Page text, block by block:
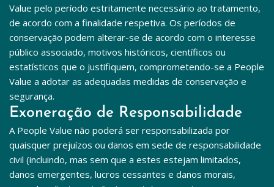
Value pelo período estritamente necessário ao tratamento,
de acordo com a finalidade respetiva. Os períodos de
conservação podem alterar-se de acordo com o interesse
público associado, motivos históricos, científicos ou
estatísticos que o justifiquem, comprometendo-se a People
Value a adotar as adequadas medidas de conservação e
segurança.
Exoneração de Responsabilidade
A People Value não poderá ser responsabilizada por
quaisquer prejuízos ou danos em sede de responsabilidade
civil (incluindo, mas sem que a estes estejam limitados,
danos emergentes, lucros cessantes e danos morais,